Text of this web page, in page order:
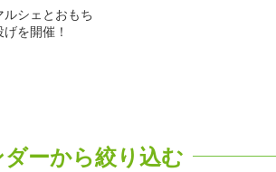
ルシェとおもち
げを開催！
ーから絞り込む